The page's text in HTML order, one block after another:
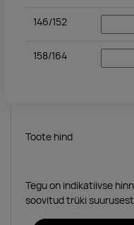
146/152
158/164
Toote hind
Tegu on indikatiivse
soovitud trüki